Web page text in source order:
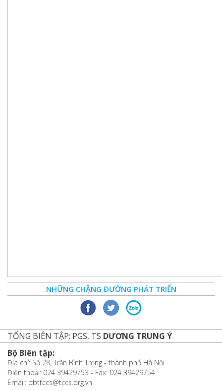
NHỮNG CHẶNG ĐƯỜNG PHÁT TRIỂN
TỔNG BIÊN TẬP: PGS, TS DƯƠNG TRUNG Ý
Bộ Biên tập:
Địa chỉ: Số 28, Trần Bình Trọng - thành phố Hà Nội
Điện thoại: 024 39429753 - Fax: 024 39429754
Email: bbttccs@tccs.org.vn